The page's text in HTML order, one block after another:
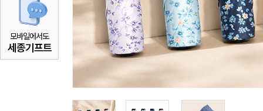
모바일에서도
세종기프트